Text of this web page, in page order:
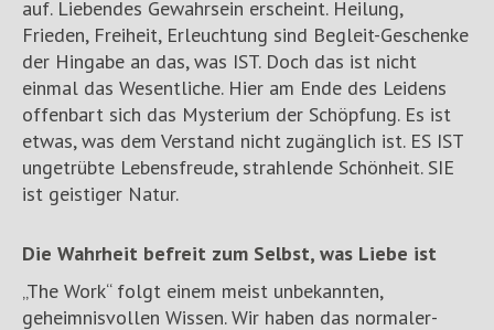
auf. Liebendes Gewahrsein erscheint. Heilung,
Frieden, Freiheit, Erleuchtung sind Begleit-Geschenke
der Hingabe an das, was IST. Doch das ist nicht
einmal das Wesentliche. Hier am Ende des Leidens
offenbart sich das Mysterium der Schöpfung. Es ist
etwas, was dem Verstand nicht zugänglich ist. ES IST
ungetrübte Lebensfreude, strahlende Schönheit. SIE
ist geistiger Natur.
Die Wahrheit befreit zum Selbst, was Liebe ist
„The Work“ folgt einem meist unbekannten,
geheimnisvollen Wissen. Wir haben das normaler-